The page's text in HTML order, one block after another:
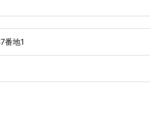
番地1